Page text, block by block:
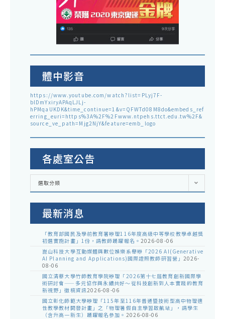
體中影音
https://www.youtube.com/watch?list=PLyj7F-
blDmYxiryAPAqLJLj-
hPMqaUKDK&time_continue=1&v=QFWTd08M8do&embeds_ref
erring_euri=https%3A%2F%2Fwww.ntpehs.ttct.edu.tw%2F&
source_ve_path=Mjg2NjY&feature=emb_logo
各處室公告
各
室
選取分類
最新消息
「教育部國民及學前教育署辦理116年度高級中等學校教學卓越獎
初選實施計畫」1份，請教師踴躍報名。 2026-08-06
崑山科技大學互動媒體與數位娛樂系舉辦「2026 AI(Generative
AI Planning and Applications)國際證照教師研習營」 2026-
08-06
國立清華大學竹師教育學院辦理「2026第十七屆教育創新國際學
術研討會——多元協作與永續共好～從科技創新到人本實踐的教育
新視野」徵稿資訊2026-08-06
國立彰化師範大學辦理「115年至116年普通暨技術型高中物理適
性教學教材開發計畫」之「物理暑假自主學習啟航站」，請學生
（含升高一新生）踴躍報名參加。 2026-08-06